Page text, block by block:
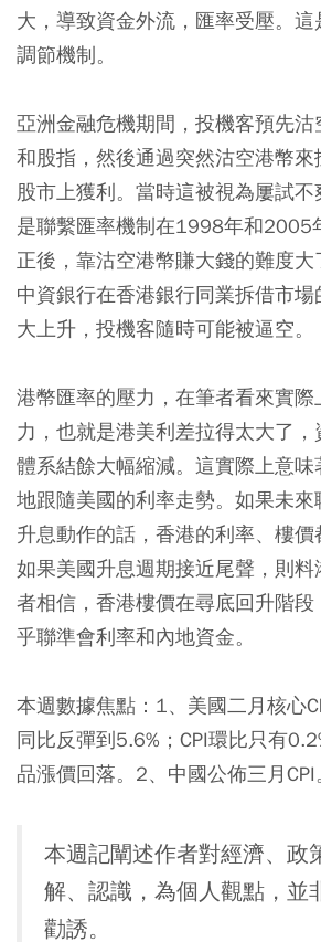
大，導致資金外流，匯率受壓。
調節機制。
亞洲金融危機期間，投機客預先沽
和股指，然後通過突然沽空港幣
股市上獲利。當時這被視為屢試
是聯繫匯率機制在1998年和2005
正後，靠沽空港幣賺大錢的難度
中資銀行在香港銀行同業拆借市
大上升，投機客隨時可能被逼空。
港幣匯率的壓力，在筆者看來實
力，也就是港美利差拉得太大了
體系結餘大幅縮減。這實際上意
地跟隨美國的利率走勢。如果未
升息動作的話，香港的利率、樓價
如果美國升息週期接近尾聲，則
者相信，香港樓價在尋底回升階
乎聯準會利率和內地資金。
本週數據焦點：1、美國二月核心
同比反彈到5.6%；CPI環比只有
品漲價回落。2、中國公佈三月CPI
本週記闡述作者對經濟、政
解、認識，為個人觀點，並
勸誘。